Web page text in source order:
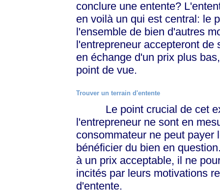
conclure une entente?
en voilà un qui est central: le
l'ensemble de bien d'autres
l'entrepreneur accepteront
en échange d'un prix plus
point de vue.
Trouver un terrain d'entente
Le point crucial de cet
l'entrepreneur ne sont en
consommateur ne peut payer
bénéficier du bien en
à un prix acceptable, il ne
incités par leurs motivations
d'entente.